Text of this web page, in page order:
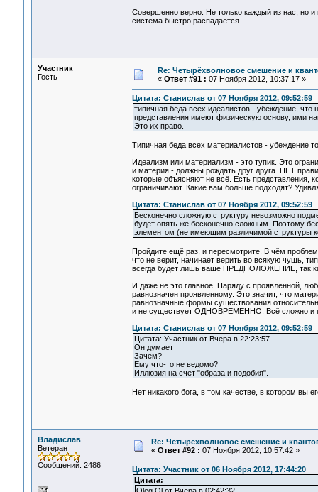
Совершенно верно. Не только каждый из нас, но и
система быстро распадается.
Участник
Гость
Re: Четырёхволновое смешение и
« Ответ #91 : 07 Ноября 2012, 10:37:17 »
Цитата: Станислав от 07 Ноября 2012, 09:52:59
типичная беда всех идеалистов - убеждение,
представления имеют физическую основу, ими
Это их право.
Типичная беда всех материалистов - убеждение
Идеализм или материализм - это тупик. Это
и материя - должны рождать друг друга. НЕТ
которые объясняют не всё. Есть представления,
ограничивают. Какие вам больше подходят?
Цитата: Станислав от 07 Ноября 2012, 09:52:59
Бесконечно сложную структуру невозможно
будет опять же бесконечно сложным. Поэтому
элементом (не имеющим различимой структуры
Пройдите ещё раз, и пересмотрите. В чём
что не верит, начинает верить во всякую чушь,
всегда будет лишь ваше ПРЕДПОЛОЖЕНИЕ, так
И даже не это главное. Наряду с проявленной,
равнозначен проявленному. Это значит, что
равнозначные формы существования
и не существует ОДНОВРЕМЕННО. Всё сложно и
Цитата: Станислав от 07 Ноября 2012, 09:52:59
Цитата: Участник от Вчера в 22:23:57
Он думает
Зачем?
Ему что-то не ведомо?
Иллюзия на счет "образа и подобия".
Нет никакого бога, в том качестве, в котором вы
Владислав
Ветеран
Сообщений: 2486
Re: Четырёхволновое смешение и
« Ответ #92 : 07 Ноября 2012, 10:57:42 »
Цитата: Участник от 06 Ноября 2012, 17:44:20
Цитата: